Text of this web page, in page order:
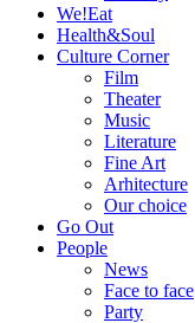
We!Eat
Health&Soul
Culture Corner
Film
Theater
Music
Literature
Fine Art
Arhitecture
Our choice
Go Out
People
News
Face to face
Party